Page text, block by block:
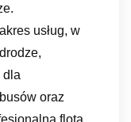
usług, w
dla
oraz
flota